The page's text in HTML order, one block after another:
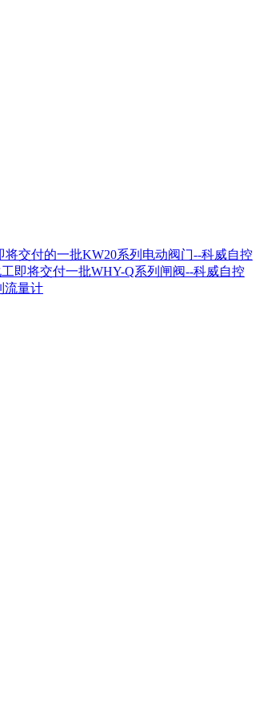
将交付的一批KW20系列电动阀门--科威自控
即将交付一批WHY-Q系列闸阀--科威自控
流量计